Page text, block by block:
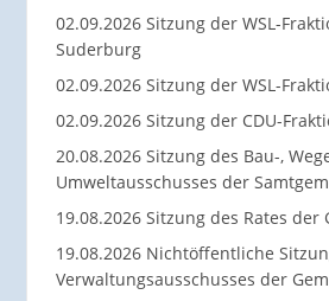
02.09.2026 Sitzung der WSL-
Suderburg
02.09.2026 Sitzung der WSL-
02.09.2026 Sitzung der CDU-
20.08.2026 Sitzung des Bau-,
Umweltausschusses der
19.08.2026 Sitzung des Rates der
19.08.2026 Nichtöffentliche
Verwaltungsausschusses der